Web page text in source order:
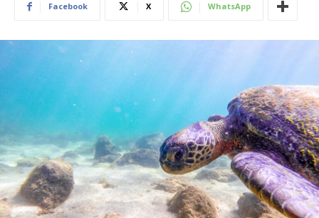
Facebook X WhatsApp